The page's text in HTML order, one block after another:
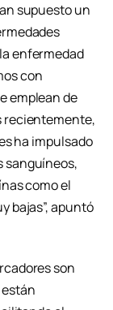
supuesto un
enfermedad
con
emplean de
recientemente,
ha impulsado
sanguíneos,
como el
bajas”, apuntó
son